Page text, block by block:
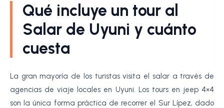
Qué incluye un tour al
Salar de Uyuni y cuánto
cuesta
La gran mayoría de los turistas visita el salar a través de
agencias de viaje locales en Uyuni. Los tours en jeep 4×4
son la única forma práctica de recorrer el Sur Lípez, dado